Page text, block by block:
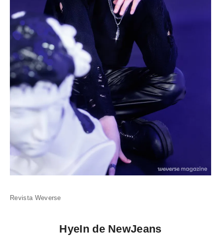
Revista Weverse
HyeIn de NewJeans